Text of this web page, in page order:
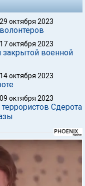
29 октября 2023
17 октября 2023
закрытой военной
14 октября 2023
09 октября 2023
Сдерота